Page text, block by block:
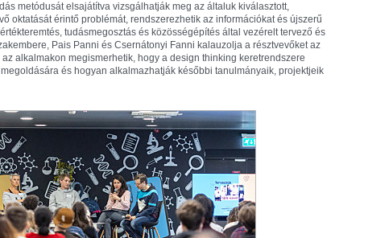
metódusát elsajátítva vizsgálhatják meg az általuk kiválasztott,
oktatását érintő problémát, rendszerezhetik az információkat és újszerű
tudásmegosztás és közösségépítés által vezérelt tervező és
Pais Panni és Csernátonyi Fanni kalauzolja a résztvevőket az
alkalmakon megismerhetik, hogy a design thinking keretrendszere
és hogyan alkalmazhatják későbbi tanulmányaik, projektjeik